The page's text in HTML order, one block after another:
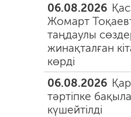
06.08.2026
Жомарт
таңдаулы
жинақталған
көрді
06.08.2026
тәртіпке
күшейтілді